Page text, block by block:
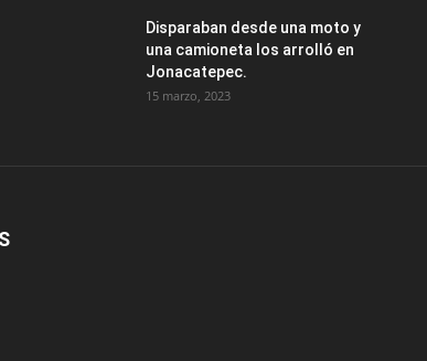
Disparaban desde una moto y
una camioneta los arrolló en
Jonacatepec.
15 marzo, 2023